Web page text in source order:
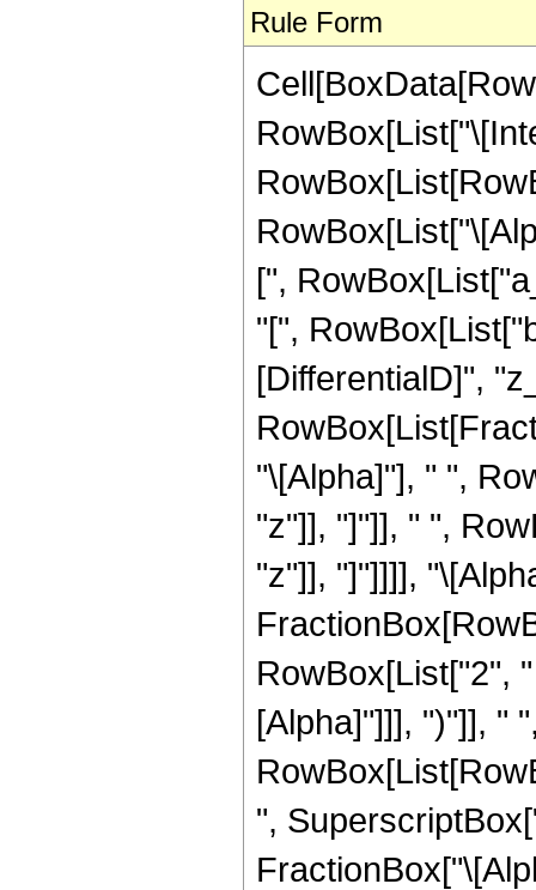
Rule Form
[",
"[",
[DifferentialD]",
"\[Alpha]"], " ",
"z"]], "]"]], " ",
"z"]], "]"]]]],
RowBox[List["2",
[Alpha]"]]], ")"]], "
",